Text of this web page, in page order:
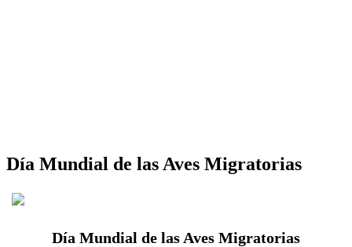
Día Mundial de las Aves Migratorias
Día Mundial de las Aves Migratorias